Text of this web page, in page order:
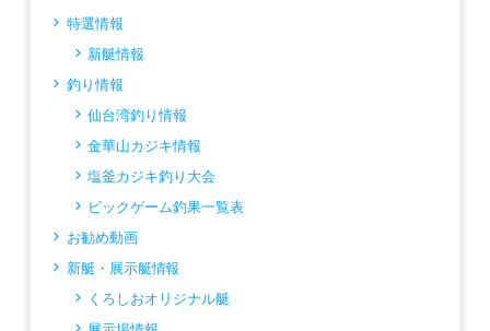
特選情報
新艇情報
釣り情報
仙台湾釣り情報
金華山カジキ情報
塩釜カジキ釣り大会
ビックゲーム釣果一覧表
お勧め動画
新艇・展示艇情報
くろしおオリジナル艇